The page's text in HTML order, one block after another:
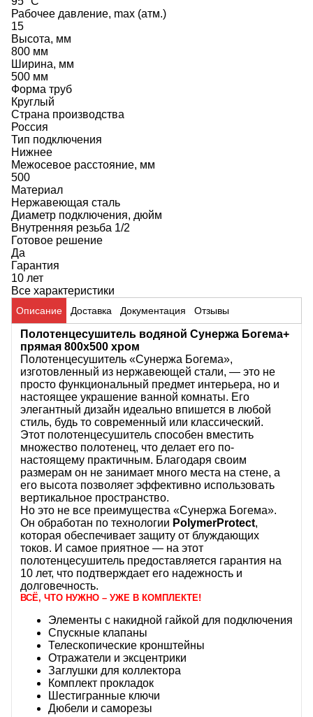
Рабочее давление, max (атм.)
15
Высота, мм
800 мм
Ширина, мм
500 мм
Форма труб
Круглый
Страна производства
Россия
Тип подключения
Нижнее
Межосевое расстояние, мм
500
Материал
Нержавеющая сталь
Диаметр подключения, дюйм
Внутренняя резьба 1/2
Готовое решение
Да
Гарантия
10 лет
Все характеристики
Описание Доставка Документация Отзывы
Полотенцесушитель водяной Сунержа Богема+
прямая 800x500 хром
Полотенцесушитель «Сунержа Богема»,
изготовленный из нержавеющей стали, — это не
просто функциональный предмет интерьера, но и
настоящее украшение ванной комнаты. Его
элегантный дизайн идеально впишется в любой
стиль, будь то современный или классический.
Этот полотенцесушитель способен вместить
множество полотенец, что делает его по-
настоящему практичным. Благодаря своим
размерам он не занимает много места на стене, а
его высота позволяет эффективно использовать
вертикальное пространство.
Но это не все преимущества «Сунержа Богема».
Он обработан по технологии PolymerProtect,
которая обеспечивает защиту от блуждающих
токов. И самое приятное — на этот
полотенцесушитель предоставляется гарантия на
10 лет, что подтверждает его надежность и
долговечность.
ВСЁ, ЧТО НУЖНО – УЖЕ В КОМПЛЕКТЕ!
Элементы с накидной гайкой для подключения
Спускные клапаны
Телескопические кронштейны
Отражатели и эксцентрики
Заглушки для коллектора
Комплект прокладок
Шестигранные ключи
Дюбели и саморезы